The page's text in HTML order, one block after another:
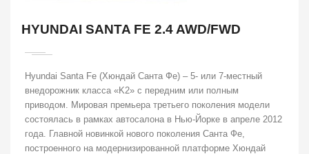
HYUNDAI SANTA FE 2.4 AWD/FWD
Hyundai Santa Fe (Хюндай Санта Фе) – 5- или 7-местный
внедорожник класса «K2» с передним или полным
приводом. Мировая премьера третьего поколения модели
состоялась в рамках автосалона в Нью-Йорке в апреле 2012
года. Главной новинкой нового поколения Санта Фе,
построенного на модернизированной платформе Хюндай